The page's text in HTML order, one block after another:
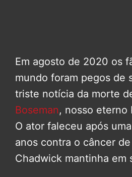
Em agosto de 2020 os
mundo foram pegos de
triste notícia da morte
Boseman, nosso eterno
O ator faleceu após
anos contra o câncer
Chadwick mantinha em